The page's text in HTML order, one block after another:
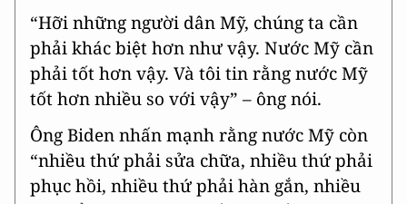
“Hỡi những người dân Mỹ, chúng ta cần
phải khác biệt hơn như vậy. Nước Mỹ cần
phải tốt hơn vậy. Và tôi tin rằng nước Mỹ
tốt hơn nhiều so với vậy” – ông nói.
Ông Biden nhấn mạnh rằng nước Mỹ còn
“nhiều thứ phải sửa chữa, nhiều thứ phải
phục hồi, nhiều thứ phải hàn gắn, nhiều